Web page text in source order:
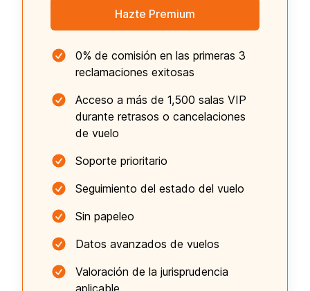
Hazte Premium
0% de comisión en las primeras 3
reclamaciones exitosas
Acceso a más de 1,500 salas VIP
durante retrasos o cancelaciones
de vuelo
Soporte prioritario
Seguimiento del estado del vuelo
Sin papeleo
Datos avanzados de vuelos
Valoración de la jurisprudencia
aplicable